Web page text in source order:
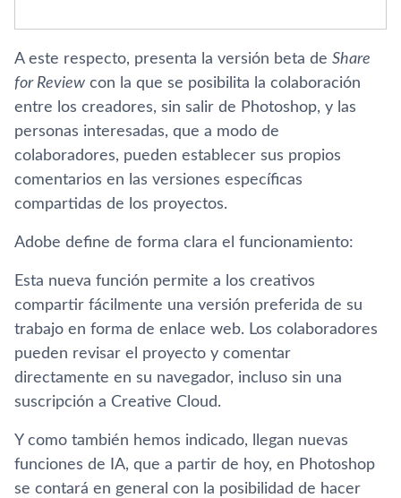
A este respecto, presenta la versión beta de Share
for Review con la que se posibilita la colaboración
entre los creadores, sin salir de Photoshop, y las
personas interesadas, que a modo de
colaboradores, pueden establecer sus propios
comentarios en las versiones específicas
compartidas de los proyectos.
Adobe define de forma clara el funcionamiento:
Esta nueva función permite a los creativos
compartir fácilmente una versión preferida de su
trabajo en forma de enlace web. Los colaboradores
pueden revisar el proyecto y comentar
directamente en su navegador, incluso sin una
suscripción a Creative Cloud.
Y como también hemos indicado, llegan nuevas
funciones de IA, que a partir de hoy, en Photoshop
se contará en general con la posibilidad de hacer